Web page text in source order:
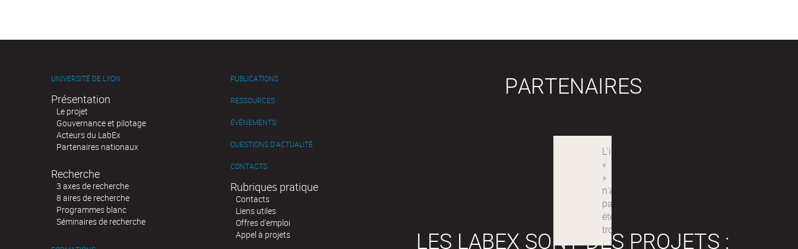
UNIVERSITÉ DE LYON
Présentation
Le projet
Gouvernance et pilotage
Acteurs du LabEx
Partenaires nationaux
Recherche
3 axes de recherche
8 aires de recherche
Programmes blanc
Séminaires de recherche
PUBLICATIONS
RESSOURCES
ÉVÉNEMENTS
QUESTIONS D'ACTUALITÉ
CONTACTS
Rubriques pratique
Contacts
Liens utiles
Offres d'emploi
Appel à projets
PARTENAIRES
LES LABEX SONT DES PROJETS :